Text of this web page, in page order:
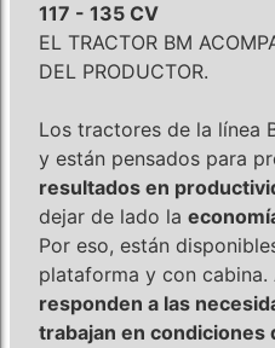
117 - 135 CV
EL TRACTOR BM
DEL PRODUCTOR.
Los tractores de la línea
y están pensados para
resultados en
dejar de lado la
Por eso, están
plataforma y con
responden a las
trabajan en condiciones